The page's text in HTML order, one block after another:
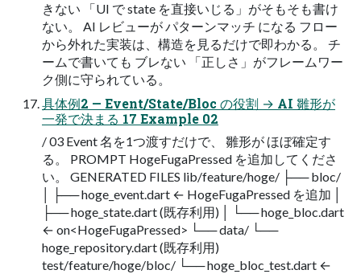
きない 「UI で state を直接いじる」がそもそも書け
ない。 AI レビューが パターンマッチ になる フロー
から外れた実装は、構造を見るだけで即わかる。 チ
ームで書いても ブレない 「正しさ」がフレームワー
ク側に守られている。
具体例2 — Event/State/Bloc の役割 → AI 雛形が
一発で決まる 17 Example 02
/ 03 Event 名を1つ渡すだけで、 雛形が ほぼ確定す
る。 PROMPT HogeFugaPressed を追加してくださ
い。 GENERATED FILES lib/feature/hoge/ ├── bloc/
│ ├── hoge_event.dart ← HogeFugaPressed を追加 │
├── hoge_state.dart (既存利用) │ └── hoge_bloc.dart
← on<HogeFugaPressed> └── data/ └──
hoge_repository.dart (既存利用)
test/feature/hoge/bloc/ └── hoge_bloc_test.dart ←